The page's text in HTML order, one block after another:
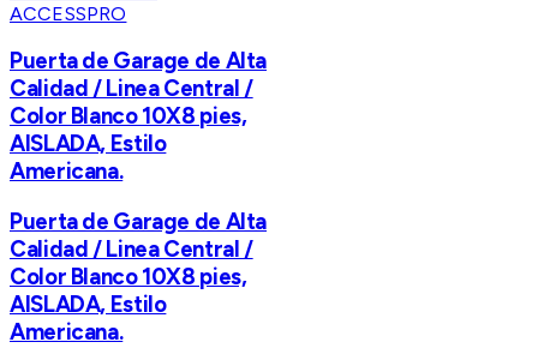
ACCESSPRO
Puerta de Garage de Alta
Calidad / Linea Central /
Color Blanco 10X8 pies,
AISLADA, Estilo
Americana.
Puerta de Garage de Alta
Calidad / Linea Central /
Color Blanco 10X8 pies,
AISLADA, Estilo
Americana.